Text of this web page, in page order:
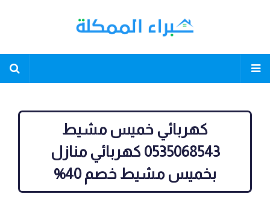
كهربائي خميس مشيط
0535068543 كهربائي منازل
بخميس مشيط خصم 40%